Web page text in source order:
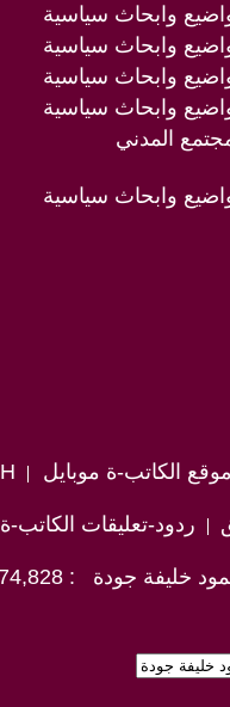
وابحاث سياسية
وابحاث سياسية
وابحاث سياسية
وابحاث سياسية
المدني
وابحاث سياسية
موقع الكاتب-ة موبايل
ردود-تعليقات الكاتب-ة
خليفة جودة : 74,828